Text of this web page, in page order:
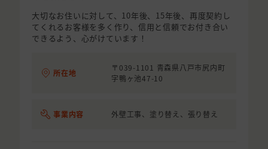
大切なお住いに対して、10年後、15年後、再度契約し
てくれるお客様を多く作り、信用と信頼でお付き合い
できるよう、心がけています！
所在地
〒039-1101 青森県八戸市尻内町
字鴨ヶ池47-10
事業内容 外壁工事、塗り替え、張り替え